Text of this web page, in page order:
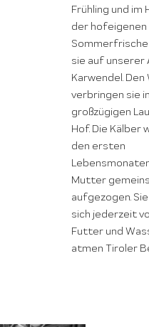
Frühling und im
der hofeigenen
Sommerfrische
sie auf unserer
Karwendel.
verbringen sie in
großzügigen
Hof. Die Kälber
den ersten
Mutter
aufgezogen.
sich jederzeit
Futter und
atmen Tiroler